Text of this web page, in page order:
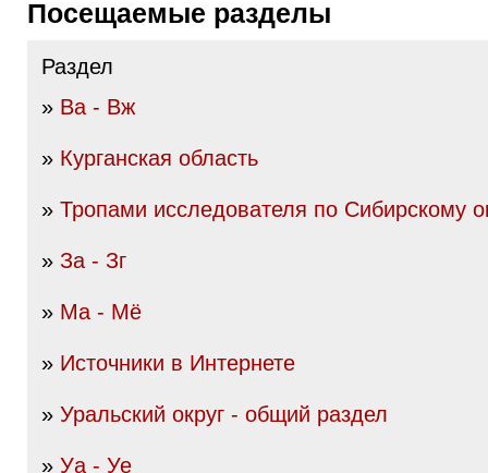
Посещаемые разделы
Раздел
» Ва - Вж
» Курганская область
» Тропами исследователя по Сибирскому
» За - Зг
» Ма - Мё
» Источники в Интернете
» Уральский округ - общий раздел
» Уа - Уе